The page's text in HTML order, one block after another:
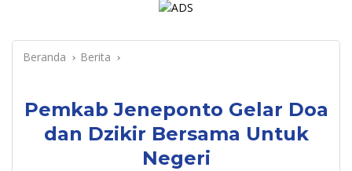
Beranda Berita
Pemkab Jeneponto Gelar Doa
dan Dzikir Bersama Untuk
Negeri